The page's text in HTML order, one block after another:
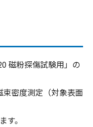
磁粉探傷試験用」の
密度測定（対象表面
す。